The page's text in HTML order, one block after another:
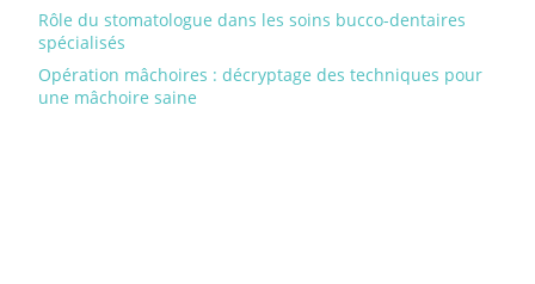
Rôle du stomatologue dans les soins bucco-dentaires
spécialisés
Opération mâchoires : décryptage des techniques pour
une mâchoire saine